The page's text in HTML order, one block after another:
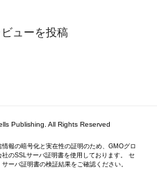
ューを投稿
Publishing. All Rights Reserved
情報の暗号化と実在性の証明のため、GMOグロ
のSSLサーバ証明書を使用しております。 セ
ーバ証明書の検証結果をご確認ください。